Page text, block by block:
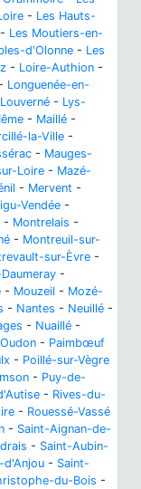
- Les Hauts-
- Les Moutiers-en-
d'Olonne - Les
- Loire-Authion -
- Longuenée-en-
Louverné - Lys-
- Maillé -
la-Ville -
- Mauges-
Loire - Mazé-
- Mervent -
Vendée -
- Montrelais -
- Montreuil-sur-
sur-Èvre -
-
- Mouzeil - Mozé-
- Nantes - Neuillé -
- Nuaillé -
Oudon - Paimbœuf
- Poillé-sur-Vègre
- Puy-de-
- Rives-du-
- Rouessé-Vassé
- Saint-Aignan-de-
- Saint-Aubin-
d'Anjou - Saint-
du-Bois -